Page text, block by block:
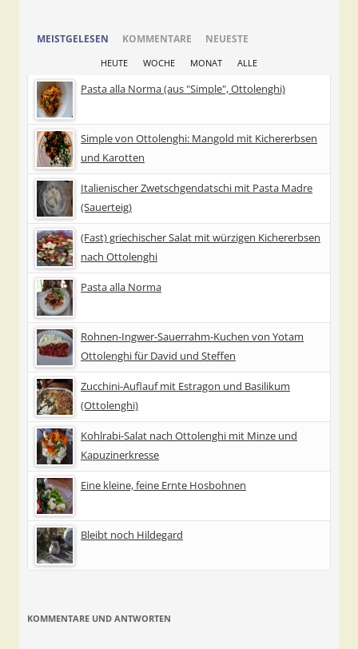
MEISTGELESEN KOMMENTARE NEUESTE
HEUTE WOCHE MONAT ALLE
Pasta alla Norma (aus "Simple", Ottolenghi)
Simple von Ottolenghi: Mangold mit Kichererbsen
und Karotten
Italienischer Zwetschgendatschi mit Pasta Madre
(Sauerteig)
(Fast) griechischer Salat mit würzigen Kichererbsen
nach Ottolenghi
Pasta alla Norma
Rohnen-Ingwer-Sauerrahm-Kuchen von Yotam
Ottolenghi für David und Steffen
Zucchini-Auflauf mit Estragon und Basilikum
(Ottolenghi)
Kohlrabi-Salat nach Ottolenghi mit Minze und
Kapuzinerkresse
Eine kleine, feine Ernte Hosbohnen
Bleibt noch Hildegard
KOMMENTARE UND ANTWORTEN